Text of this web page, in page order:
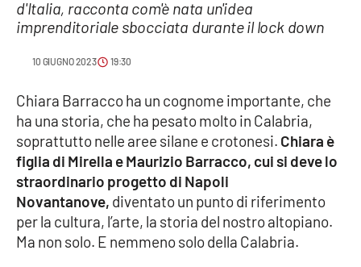
VIDEO
Ambiente
Cronaca
Cultura
d'Italia, racconta com'è nata un'idea
imprenditoriale sbocciata durante il lock down
10 GIUGNO 2023 19:30
Chiara Barracco ha un cognome importante, che
ha una storia, che ha pesato molto in Calabria,
soprattutto nelle aree silane e crotonesi. Chiara è
figlia di Mirella e Maurizio Barracco, cui si deve lo
straordinario progetto di Napoli
Novantanove, diventato un punto di riferimento
per la cultura, l’arte, la storia del nostro altopiano.
Ma non solo. E nemmeno solo della Calabria.